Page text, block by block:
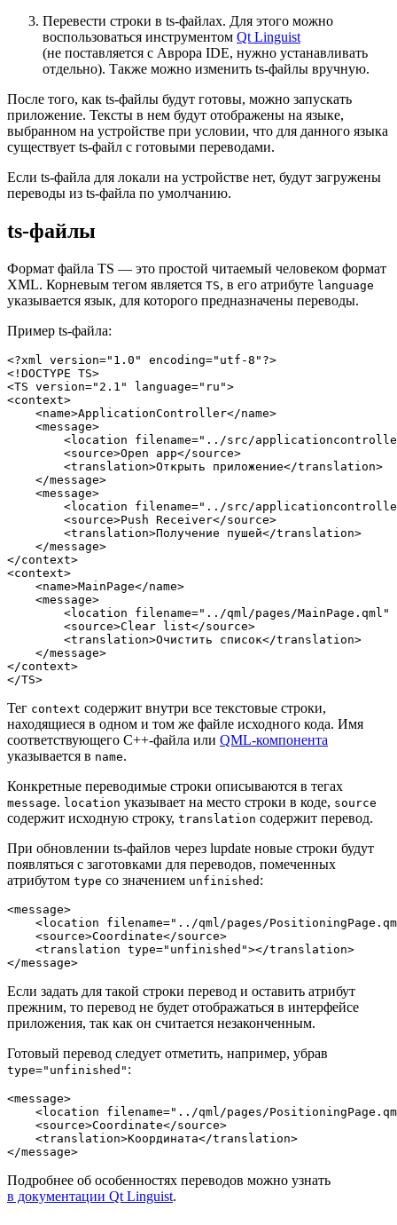
Перевести строки в ts-файлах. Для этого можно
воспользоваться инструментом Qt Linguist
(не поставляется с Аврора IDE, нужно устанавливать
отдельно). Также можно изменить ts-файлы вручную.
После того, как ts-файлы будут готовы, можно запускать
приложение. Тексты в нем будут отображены на языке,
выбранном на устройстве при условии, что для данного языка
существует ts-файл с готовыми переводами.
Если ts-файла для локали на устройстве нет, будут загружены
переводы из ts-файла по умолчанию.
ts-файлы
Формат файла TS — это простой читаемый человеком формат
XML. Корневым тегом является TS, в его атрибуте language
указывается язык, для которого предназначены переводы.
Пример ts-файла:
<?xml version="1.0" encoding="utf-8" ?>
<!DOCTYPE TS>
<TS version="2.1" language="ru">
<context>
<name>ApplicationController</name>
<message>
<location filename="../src/
<source>Open app</source>
<translation>Открыть приложение</translation>
</message>
<message>
<location filename="../src/
<source>Push Receiver</source>
<translation>Получение пушей</translation>
</message>
</context>
<context>
<name>MainPage</name>
<message>
<location filename="../qml/pages/MainPage.qml"
<source>Clear list</source>
<translation>Очистить список</translation>
</message>
</context>
</TS>
Тег context содержит внутри все текстовые строки,
находящиеся в одном и том же файле исходного кода. Имя
соответствующего C++-файла или QML-компонента
указывается в name.
Конкретные переводимые строки описываются в тегах
message. location указывает на место строки в коде, source
содержит исходную строку, translation содержит перевод.
При обновлении ts-файлов через lupdate новые строки будут
появляться с заготовками для переводов, помеченных
атрибутом type со значением unfinished :
<message>
<location filename="../qml/pages/
<source>Coordinate</source>
<translation type="unfinished"></translation>
</message>
Если задать для такой строки перевод и оставить атрибут
прежним, то перевод не будет отображаться в интерфейсе
приложения, так как он считается незаконченным.
Готовый перевод следует отметить, например, убрав
type="unfinished" :
<message>
<location filename="../qml/pages/
<source>Coordinate</source>
<translation>Координата</translation>
</message>
Подробнее об особенностях переводов можно узнать
в документации Qt Linguist.